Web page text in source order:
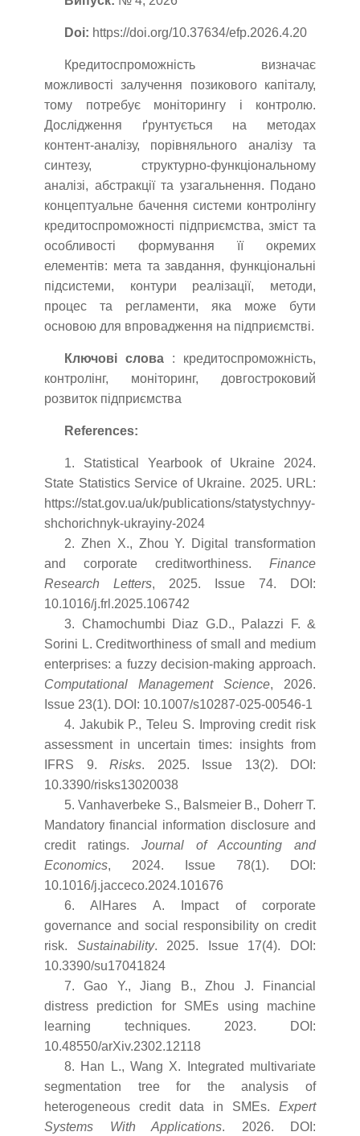
Doi: https://doi.org/10.37634/efp.2026.4.20
Кредитоспроможність визначає
можливості залучення позикового капіталу,
тому потребує моніторингу і контролю.
Дослідження ґрунтується на методах
контент-аналізу, порівняльного аналізу та
синтезу, структурно-функціональному
аналізі, абстракції та узагальнення. Подано
концептуальне бачення системи контролінгу
кредитоспроможності підприємства, зміст та
особливості формування її окремих
елементів: мета та завдання, функціональні
підсистеми, контури реалізації, методи,
процес та регламенти, яка може бути
основою для впровадження на підприємстві.
Ключові слова : кредитоспроможність,
контролінг, моніторинг, довгостроковий
розвиток підприємства
References:
1. Statistical Yearbook of Ukraine 2024.
State Statistics Service of Ukraine. 2025. URL:
https://stat.gov.ua/uk/publications/statystychnyy-
shchorichnyk-ukrayiny-2024
2. Zhen X., Zhou Y. Digital transformation
and corporate creditworthiness. Finance
Research Letters, 2025. Issue 74. DOI:
10.1016/j.frl.2025.106742
3. Chamochumbi Diaz G.D., Palazzi F. &
Sorini L. Creditworthiness of small and medium
enterprises: a fuzzy decision-making approach.
Computational Management Science, 2026.
Issue 23(1). DOI: 10.1007/s10287-025-00546-1
4. Jakubik P., Teleu S. Improving credit risk
assessment in uncertain times: insights from
IFRS 9. Risks. 2025. Issue 13(2). DOI:
10.3390/risks13020038
5. Vanhaverbeke S., Balsmeier B., Doherr T.
Mandatory financial information disclosure and
credit ratings. Journal of Accounting and
Economics, 2024. Issue 78(1). DOI:
10.1016/j.jacceco.2024.101676
6. AlHares A. Impact of corporate
governance and social responsibility on credit
risk. Sustainability. 2025. Issue 17(4). DOI:
10.3390/su17041824
7. Gao Y., Jiang B., Zhou J. Financial
distress prediction for SMEs using machine
learning techniques. 2023. DOI:
10.48550/arXiv.2302.12118
8. Han L., Wang X. Integrated multivariate
segmentation tree for the analysis of
heterogeneous credit data in SMEs. Expert
Systems With Applications. 2026. DOI: